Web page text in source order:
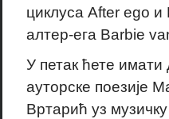
циклуса After ego и
алтер-ега Barbie
У петак ћете
ауторске поезије
Вртарић уз